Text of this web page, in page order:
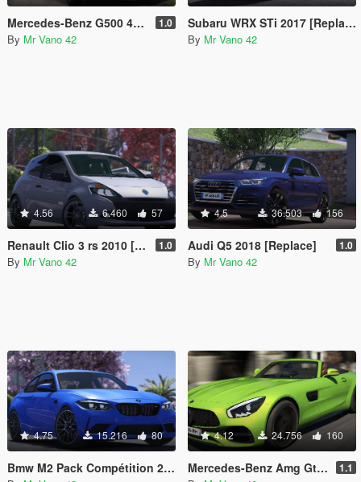
Mercedes-Benz G500 4x4 Brabus [Replace] 1.0
By Mr Vano 42
Subaru WRX STi 2017 [Replace]
By Mr Vano 42
4.56 6.460 57
Renault Clio 3 rs 2010 [Replace] 1.0
By Mr Vano 42
4.5 36.503 156
Audi Q5 2018 [Replace] 1.0
By Mr Vano 42
4.75 15.216 80
Bmw M2 Pack Compétition 2018 [Replace]
4.12 24.756 160
Mercedes-Benz Amg Gtc [Add-on/Replace] 1.1